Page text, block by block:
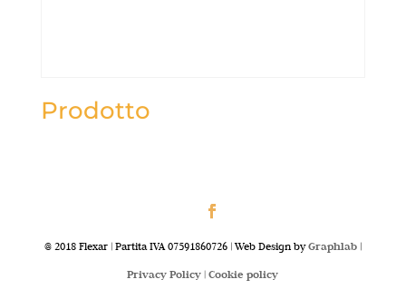
Prodotto
@ 2018 Flexar | Partita IVA 07591860726 | Web Design byGraphlab|
Privacy Policy |Cookie policy